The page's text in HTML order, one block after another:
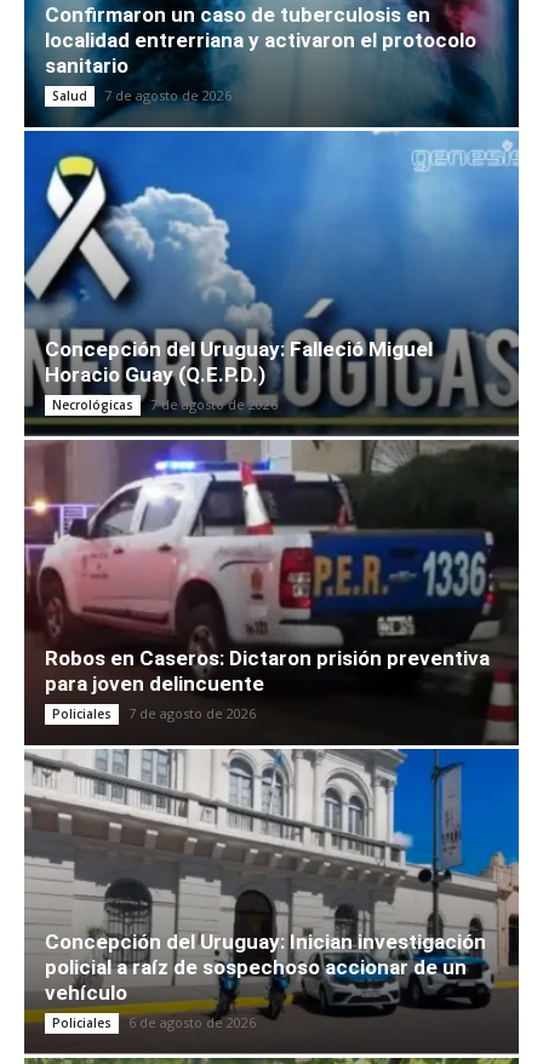
Confirmaron un caso de tuberculosis en
localidad entrerriana y activaron el protocolo
sanitario
Salud 7 de agosto de 2026
Concepción del Uruguay: Falleció Miguel
Horacio Guay (Q.E.P.D.)
Necrológicas 7 de agosto de 2026
Robos en Caseros: Dictaron prisión preventiva
para joven delincuente
Policiales 7 de agosto de 2026
Concepción del Uruguay: Inician investigación
policial a raíz de sospechoso accionar de un
vehículo
Policiales 6 de agosto de 2026